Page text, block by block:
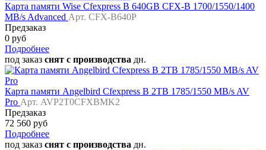
Карта памяти Wise Cfexpress B 640GB CFX-B 1700/1550/1400
MB/s Advanced Арт. CFX-B640P
Предзаказ
0 руб
Подробнее
под заказ снят с производства дн.
Карта памяти Angelbird Cfexpress B 2TB 1785/1550 MB/s AV
Pro Арт. AVP2T0CFXBMK2
Предзаказ
72 560 руб
Подробнее
под заказ снят с производства дн.